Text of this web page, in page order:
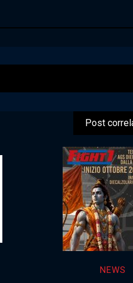
Post
NEWS